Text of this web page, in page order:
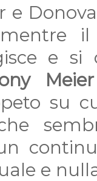
e
mentre
e si
Meier
su
e